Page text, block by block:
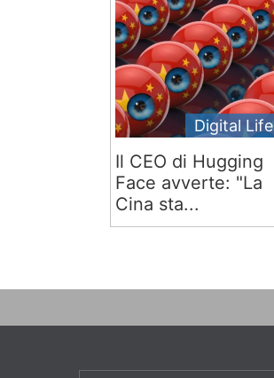
Digital Life
Il CEO di Hugging
Face avverte: "La
Cina sta...